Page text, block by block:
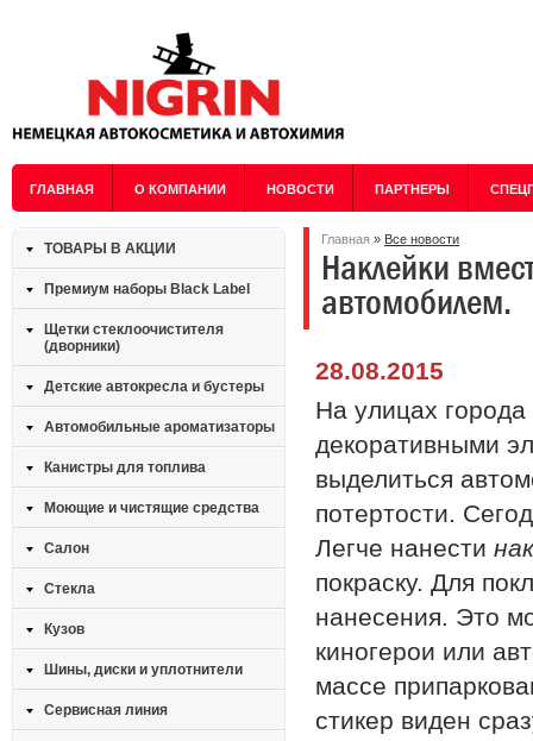
ГЛАВНАЯ О КОМПАНИИ НОВОСТИ ПАРТНЕРЫ
ТОВАРЫ В АКЦИИ
Премиум наборы Black Label
Щетки стеклоочистителя
(дворники)
Детские автокресла и бустеры
Автомобильные ароматизаторы
Канистры для топлива
Моющие и чистящие средства
Салон
Стекла
Кузов
Шины, диски и уплотнители
Сервисная линия
Главная » Все новости
Наклейки
автомобилем.
28.08.2015
На улицах
декоративными
выделиться
потертости.
Легче нанести
покраску. Для
нанесения. Это
киногерои или
массе
стикер виден